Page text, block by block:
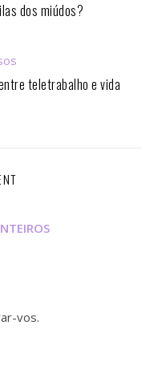
dos miúdos?
teletrabalho e vida
vos.